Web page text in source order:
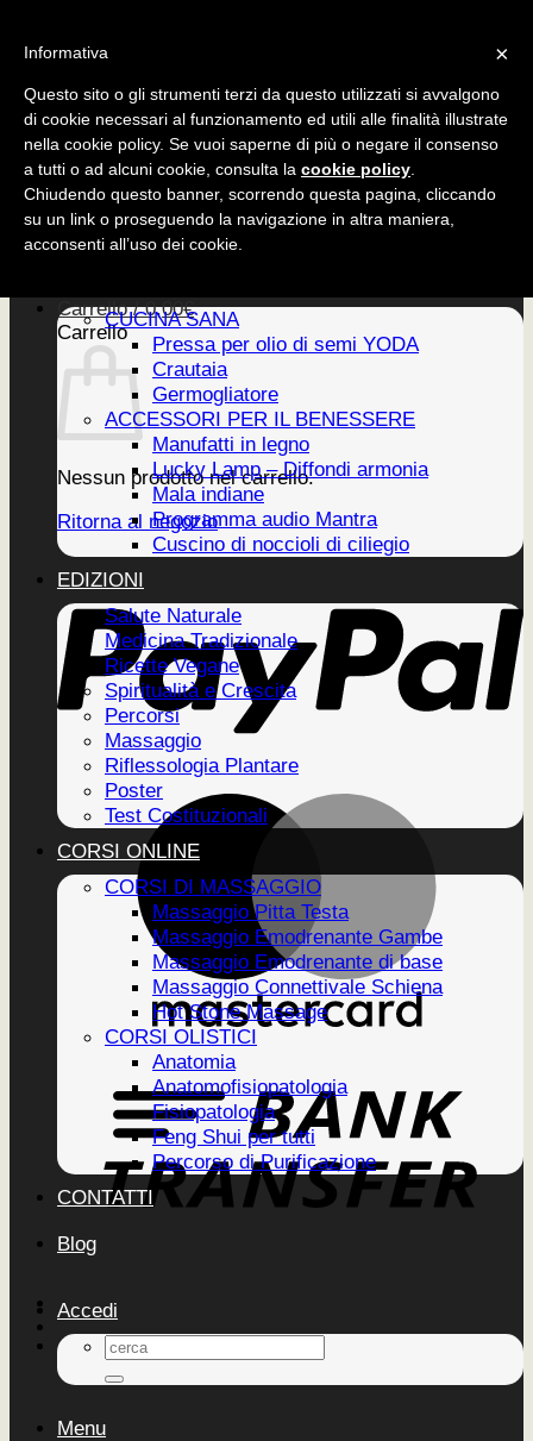
ACCESSORI
CUCINA SANA
ACCESSORI
EDIZIONI
Carrello /0,00€
Carrello
Nessun prodotto nel carrello.
Ritorna al negozio
Home
CUCINA SANA
Pressa per olio di semi YODA
Crautaia
Germogliatore
ACCESSORI PER IL BENESSERE
Manufatti in legno
Lucky Lamp – Diffondi armonia
Mala indiane
Programma audio Mantra
Cuscino di noccioli di ciliegio
EDIZIONI
Salute Naturale
Medicina Tradizionale
Ricette Vegane
Spiritualità e Crescita
Percorsi
Massaggio
Riflessologia Plantare
Poster
Test Costituzionali
CORSI ONLINE
CORSI DI MASSAGGIO
Massaggio Pitta Testa
Massaggio Emodrenante Gambe
Massaggio Emodrenante di base
Massaggio Connettivale Schiena
Hot Stone Massage
CORSI OLISTICI
Anatomia
Anatomofisiopatologia
Fisiopatologia
Feng Shui per tutti
Percorso di Purificazione
CONTATTI
Blog
Accedi
Cerca:
Menu
×
Informativa
Questo sito o gli strumenti terzi da questo utilizzati si avvalgono
di cookie necessari al funzionamento ed utili alle finalità illustrate
nella cookie policy. Se vuoi saperne di più o negare il consenso
a tutti o ad alcuni cookie, consulta la cookie policy
Chiudendo questo banner, scorrendo questa pagina, cliccando
su un link o proseguendo la navigazione in altra maniera,
acconsenti all’uso dei cookie.